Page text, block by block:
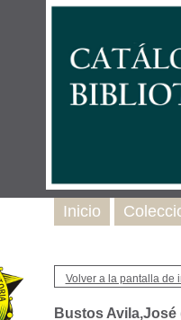
Volver a la pantalla de
Bustos Avila,José
Inicio